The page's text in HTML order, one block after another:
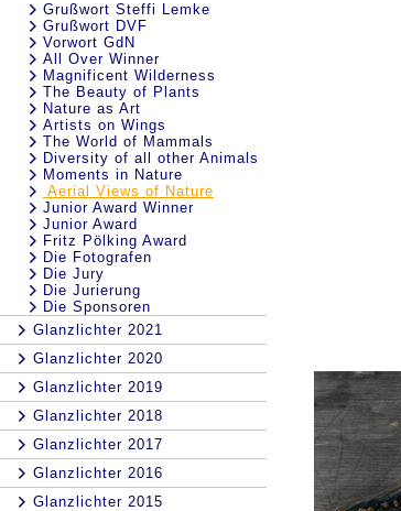
Grußwort Steffi Lemke
Grußwort DVF
Vorwort GdN
All Over Winner
Magnificent Wilderness
The Beauty of Plants
Nature as Art
Artists on Wings
The World of Mammals
Diversity of all other Animals
Moments in Nature
Aerial Views of Nature
Junior Award Winner
Junior Award
Fritz Pölking Award
Die Fotografen
Die Jury
Die Jurierung
Die Sponsoren
Glanzlichter 2021
Glanzlichter 2020
Glanzlichter 2019
Glanzlichter 2018
Glanzlichter 2017
Glanzlichter 2016
Glanzlichter 2015